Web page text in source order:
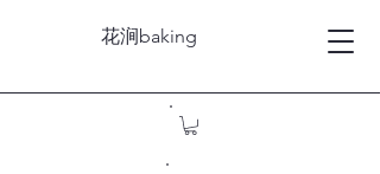
花涧baking